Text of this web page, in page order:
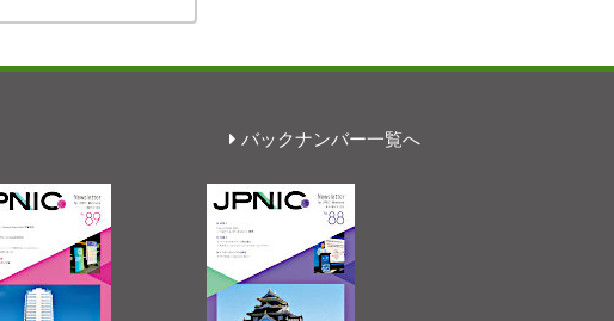
バックナンバー一覧へ